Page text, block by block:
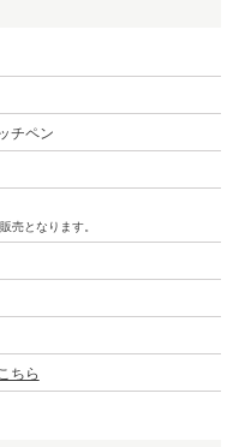
チペン
売となります。
こちら